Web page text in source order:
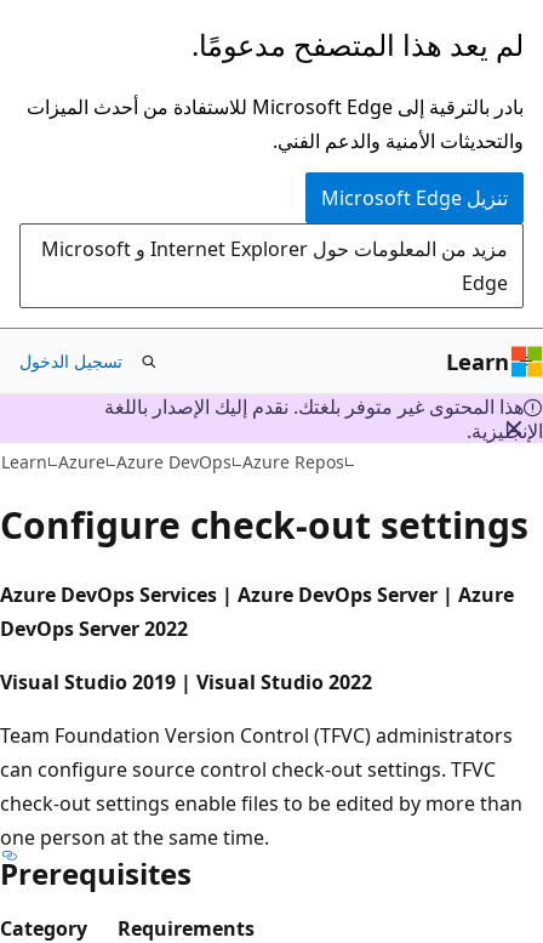
إلى
المحتوى
الرئيسي
لم يعد هذا المتصفح مدعومًا.
بادر بالترقية إلى Microsoft Edge للاستفادة من أحدث الميزات
والتحديثات الأمنية والدعم الفني.
تنزيل Microsoft Edge
مزيد من المعلومات حول Internet Explorer و Microsoft
Edge
Learn تسجيل الدخول
هذا المحتوى غير متوفر بلغتك. نقدم إليك الإصدار باللغة
Learn Azure Azure DevOps Azure Repos
Configure check-out
Azure DevOps Services | Azure DevOps Server | Azure
DevOps Server 2022
Visual Studio 2019 | Visual Studio 2022
Team Foundation Version Control (TFVC) administrators
can configure source control check-out settings. TFVC
check-out settings enable files to be edited by more than
one person at the same time.
Prerequisites
Category
Requirements